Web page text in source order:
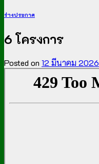
ร่างประกาศ
6 โครงการ
Posted on 12 มีนาคม 2026